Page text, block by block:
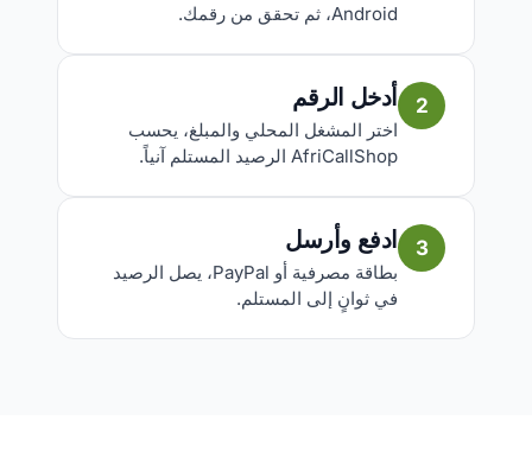
Android، ثم تحقق من رقمك.
2 أدخل الرقم
اختر المشغل المحلي والمبلغ، يحسب
AfriCallShop الرصيد المستلم آنياً.
3 ادفع وأرسل
بطاقة مصرفية أو PayPal، يصل الرصيد
في ثوانٍ إلى المستلم.